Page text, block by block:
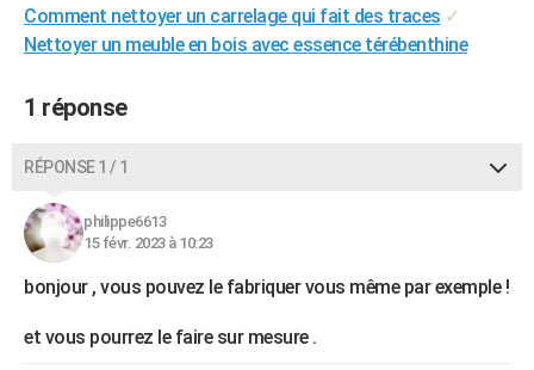
CARTE DE VOEUX
S'inscrire
Se connecter
Lycées
Collèges
Primaires
Universités
Entreprises
Service militaire
Avis de recherche
AVIS DE DÉCÈS
FORUM
Comment nettoyer un carrelage qui fait des traces ✓
Nettoyer un meuble en bois avec essence térébenthine
1 réponse
RÉPONSE 1 / 1
philippe6613
15 févr. 2023 à 10:23
bonjour , vous pouvez le fabriquer vous même par exemple !
et vous pourrez le faire sur mesure .